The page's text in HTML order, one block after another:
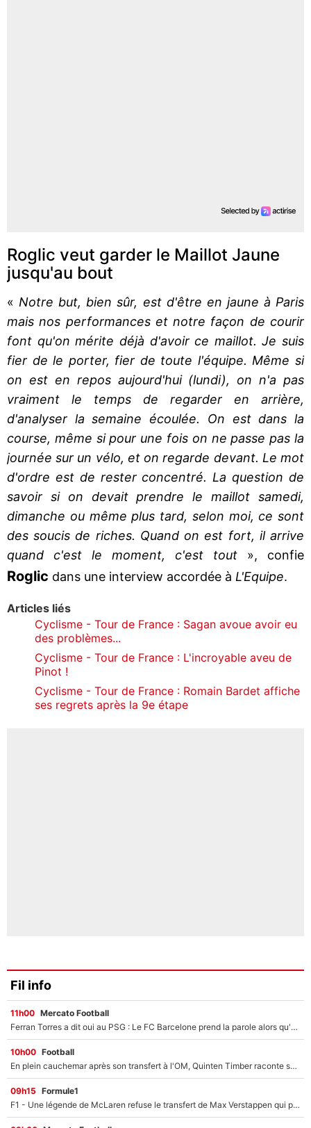
Roglic veut garder le Maillot Jaune
jusqu'au bout
« Notre but, bien sûr, est d'être en jaune à Paris
mais nos performances et notre façon de courir
font qu'on mérite déjà d'avoir ce maillot. Je suis
fier de le porter, fier de toute l'équipe. Même si
on est en repos aujourd'hui (lundi), on n'a pas
vraiment le temps de regarder en arrière,
d'analyser la semaine écoulée. On est dans la
course, même si pour une fois on ne passe pas la
journée sur un vélo, et on regarde devant. Le mot
d'ordre est de rester concentré. La question de
savoir si on devait prendre le maillot samedi,
dimanche ou même plus tard, selon moi, ce sont
des soucis de riches. Quand on est fort, il arrive
quand c'est le moment, c'est tout », confie
Roglic dans une interview accordée à L'Equipe.
Articles liés
Cyclisme - Tour de France : Sagan avoue avoir eu
des problèmes...
Cyclisme - Tour de France : L'incroyable aveu de
Pinot !
Cyclisme - Tour de France : Romain Bardet affiche
ses regrets après la 9e étape
Fil info
11h00 Mercato Football
Ferran Torres a dit oui au PSG : Le FC Barcelone prend la parole alors qu'un transfert de l'attaquant espagnol prend forme
10h00 Football
En plein cauchemar après son transfert à l'OM, Quinten Timber raconte ses doutes après sa signature à Marseille
09h15 Formule1
F1 - Une légende de McLaren refuse le transfert de Max Verstappen qui pourrait «faire des vagues» et plomber l'ambiance dans l'équipe